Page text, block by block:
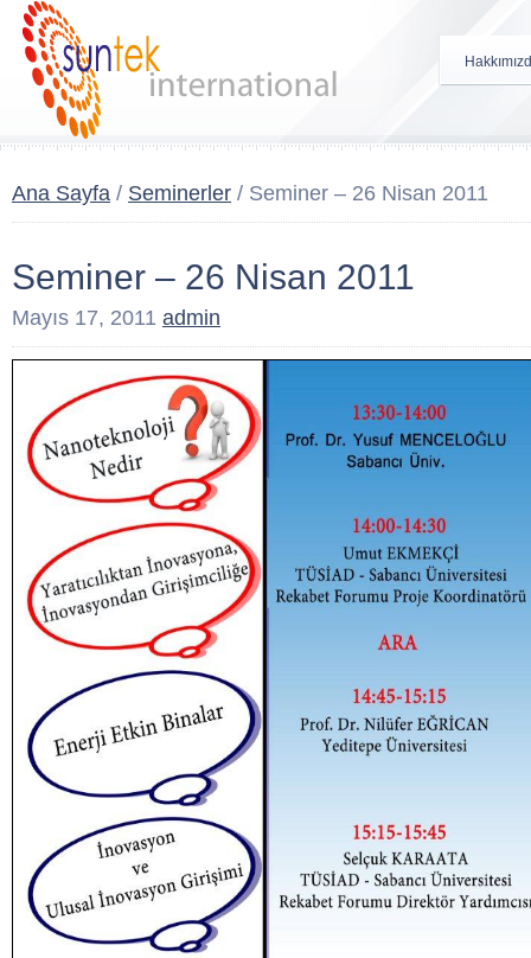
Ana Sayfa / Seminerler / Seminer – 26 Nisan 2011
Seminer – 26 Nisan 2011
Mayıs 17, 2011 admin